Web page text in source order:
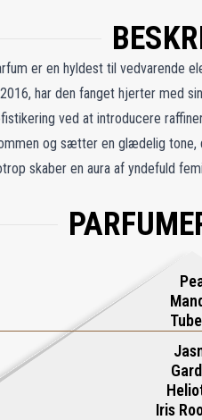
er en hyldest til vedvarende
har den fanget hjerter med
ved at introducere
og sætter en glædelig
skaber en aura af yndefuld
blanding omslutter huden i en
et forfrisket bud på en elsket
Iris